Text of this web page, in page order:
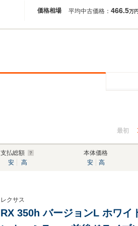
価格相場 平均中古価格： 466.5万円
最初
支払総額
安
高
本体価格
安
高
レクサス
RX 350h バージョンL ホワ